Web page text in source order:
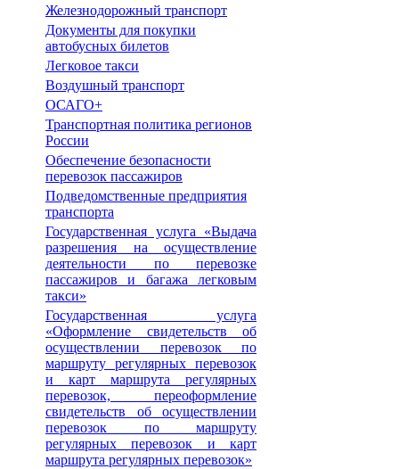
Железнодорожный транспорт
Документы для покупки
автобусных билетов
Легковое такси
Воздушный транспорт
ОСАГО+
Транспортная политика регионов
России
Обеспечение безопасности
перевозок пассажиров
Подведомственные предприятия
транспорта
Государственная услуга «Выдача
разрешения на осуществление
деятельности по перевозке
пассажиров и багажа легковым
такси»
Государственная услуга
«Оформление свидетельств об
осуществлении перевозок по
маршруту регулярных перевозок
и карт маршрута регулярных
перевозок, переоформление
свидетельств об осуществлении
перевозок по маршруту
регулярных перевозок и карт
маршрута регулярных перевозок»